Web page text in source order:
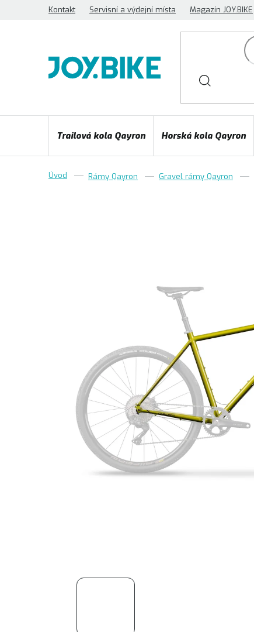
Kontakt Servisní a výdejní místa Magazín JOY.BIKE
Trailová kola Qayron Horská kola Qayron
Rámy Qayron Gravel rámy Qayron